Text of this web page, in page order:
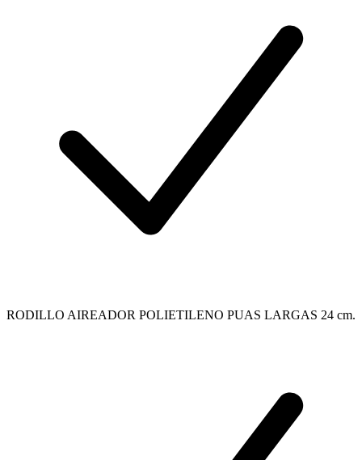
RODILLO AIREADOR POLIETILENO PUAS LARGAS 24 cm.